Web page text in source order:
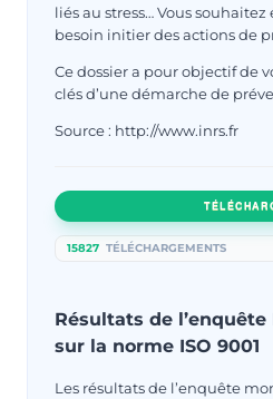
liés au stress… Vous
besoin initier des actions de
Ce dossier a pour objectif de
clés d’une démarche de
Source : http://www.inrs.fr
15827 TÉLÉCHARGEMENTS
Résultats de l’enquête
sur la norme ISO 9001
Les résultats de l’enquête